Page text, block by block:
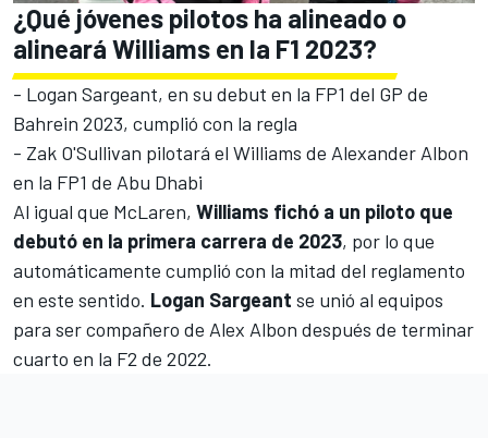
¿Qué jóvenes pilotos ha alineado o
alineará Williams en la F1 2023?
- Logan Sargeant, en su debut en la FP1 del GP de
Bahrein 2023, cumplió con la regla
- Zak O'Sullivan pilotará el Williams de Alexander Albon
en la FP1 de Abu Dhabi
Al igual que McLaren, Williams fichó a un piloto que
debutó en la primera carrera de 2023, por lo que
automáticamente cumplió con la mitad del reglamento
en este sentido. Logan Sargeant se unió al equipos
para ser compañero de Alex Albon después de terminar
cuarto en la F2 de 2022.